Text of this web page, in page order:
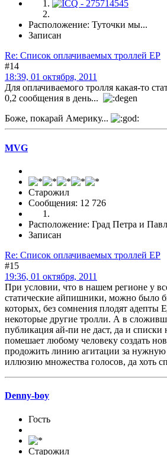
Расположение: Туточки мы...
Записан
Re: Список оплачиваемых троллей ЕР
#14
18:39, 01 октября, 2011
Для оплачиваемого тролля какая-то
0,2 сообщения в день...
Боже, покарай Америку...
MVG
Старожил
Сообщения: 12 726
Расположение: Град Петра и
Записан
Re: Список оплачиваемых троллей ЕР
#15
19:36, 01 октября, 2011
При условии, что в нашем регионе у
статические айпишники, можно было
которых, без сомнения плодят адепты
некоторые другие тролли. А в
публикация ай-пи не даст, да и списки
помешает любому человеку создать
продожить линию агитации за нужную
иллюзию множества голосов, да хоть
Denny-boy
Гость
Старожил